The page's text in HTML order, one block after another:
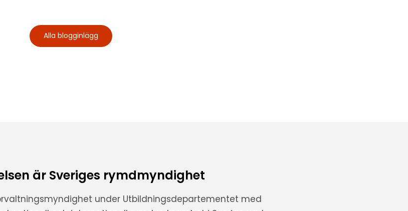
Alla blogginlägg
är Sveriges rymdmyndighet
under Utbildningsdepartementet med